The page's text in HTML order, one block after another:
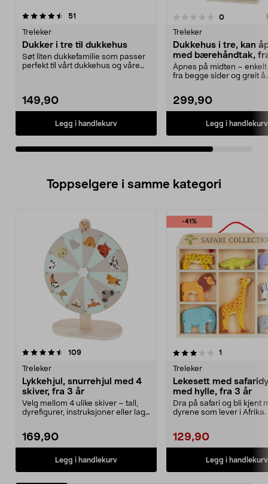
51
Treleker
Dukker i tre til dukkehus
Søt liten dukkefamilie som passer
perfekt til vårt dukkehus og våre
149,90
Legg i handlekurv
0.0av 5 stjerner 0anmeldelser
Treleker
Dukkehus i tre, kan
med bærehåndtak,
Åpnes på midten – enkelt
fra begge sider og greit å
299,90
Legg i handlekurv
Toppselgere i samme kategori
109anmeldelser
Treleker
Lykkehjul, snurrehjul med 4
skiver, fra 3 år
Velg mellom 4 ulike skiver – tall,
dyrefigurer, instruksjoner eller lag
169,90
Legg i handlekurv
-41%
3.0 av 5 stjerner 1
Treleker
Lekesett med
med hylle, fra 3 år
Dra på safari og bli kjent
dyrene som lever i Afrika.
129,90
Legg i handlekurv
4.5 av 5 stjerner